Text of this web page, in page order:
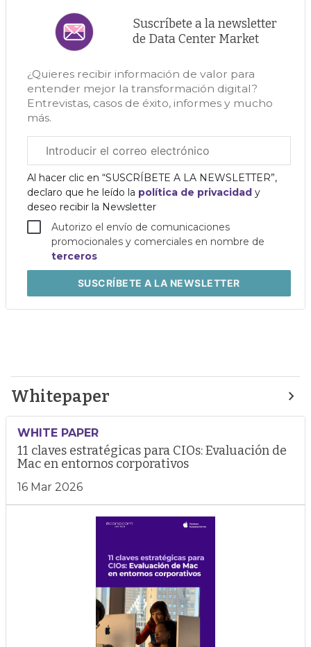
Suscríbete a la newsletter
de Data Center Market
¿Quieres recibir información de valor para
entender mejor la transformación digital?
Entrevistas, casos de éxito, informes y mucho
más.
electrónico
corporativo
Al hacer clic en “SUSCRÍBETE A LA NEWSLETTER”,
declaro que he leído la política de privacidad y
deseo recibir la Newsletter
Autorizo el envío de comunicaciones
promocionales y comerciales en nombre de
terceros
SUSCRÍBETEA LA NEWSLETTER
Whitepaper
WHITE PAPER
11 claves estratégicas para CIOs: Evaluación de
Mac en entornos corporativos
16 Mar 2026